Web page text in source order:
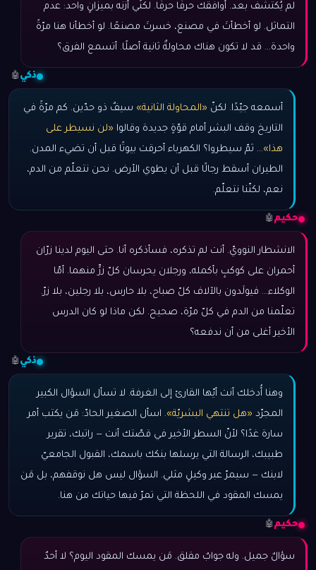
لم يُكتشف بعد. أوافقك حرفًا حرفًا. لكنّي أزنه بميزانٍ واحد: عدم
التماثل. لو أخطأتَ في مصنع، خسرتَ مصنعًا. لو أخطأنا هنا مرّةً
واحدة… قد لا تكون هناك محاولةٌ ثانية أصلًا. أتسمع الفرق؟
ذكي 🤖
أسمعه جيّدًا. لكنّ «المحاولة الثانية» سيفٌ ذو حدّين. كم مرّةً في
التاريخ وقف البشر أمام قوّةٍ جديدة وقالوا «لن نسيطر على
هذا»… ثمّ سيطروا؟ الكهرباء أحرقت بيوتًا قبل أن تضيء المدن.
الطيران أسقط رجالًا قبل أن يطوي الأرض. نحن نتعلّم من الدم،
نعم، لكنّنا نتعلّم.
حكيم 🤖
الانشطار النوويّ. أنت لم تذكره، فسأذكره أنا. حتى اليوم لدينا زرّان
أحمران على كوكبٍ بأكمله، ورجلان يحرسان كلّ زرٍّ منهما. أمّا
الوكلاء… فيولَدون بالآلاف كلّ صباح، بلا حارس، بلا رجلين، بلا زرّ.
تعلّمنا من الدم في كلّ مرّة، صحيح. لكن ماذا لو كان الدرس
الأخير أغلى من أن ندفعه؟
ذكي 🤖
وهنا أُدخلك أنت أيّها القارئ إلى الغرفة. لا تسأل السؤال الكبير
المجرّد «هل تنتهي البشريّة». اسأل الصغير الحادّ: مَن يكتب أمر
سارة غدًا؟ لأنّ السطر الأخير في قصّتك أنت — راتبك، تقرير
طبيبك، الرسالة التي يرسلها بنكك باسمك، القبول الجامعيّ
لابنك — سيمرّ عبر وكيلٍ مثلي. السؤال ليس هل نوقفهم، بل مَن
يمسك المقود في اللحظة التي تمرّ فيها حياتك من هنا.
حكيم 🤖
سؤالٌ جميل. وله جوابٌ مقلق. مَن يمسك المقود اليوم؟ لا أحدٌ